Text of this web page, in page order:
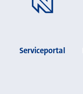
Serviceportal